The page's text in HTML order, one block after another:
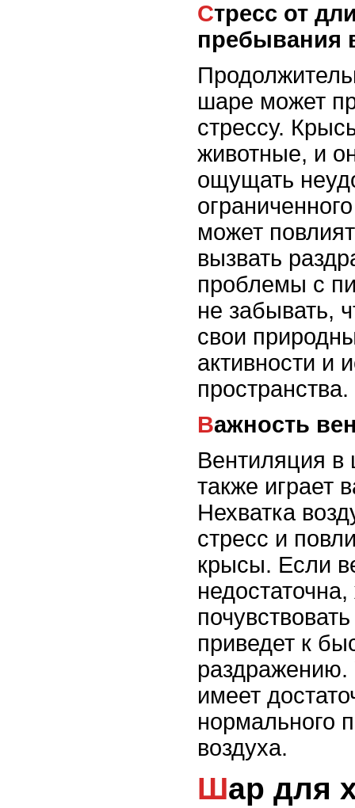
Стресс от длительного
пребывания
шаре может
стрессу.
животные, и
ощущать
может
вызвать
проблемы с
не забывать,
свои
активности и
пространства.
Важность
Вентиляция
также играет
Нехватка
стресс и
крысы. Если
приведет к
раздражению.
имеет
нормального
воздуха.
Шар для хомяков и